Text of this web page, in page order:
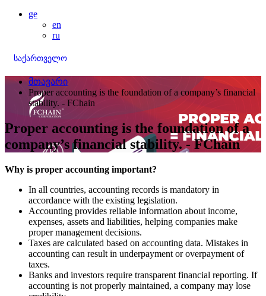
ge
en
ru
საქართველო
მთავარი
Proper accounting is the foundation of a company’s financial
stability. - FChain
Proper accounting is the foundation of a
company’s financial stability. - FChain
Why is proper accounting important?
In all countries, accounting records is mandatory in
accordance with the existing legislation.
Accounting provides reliable information about income,
expenses, assets and liabilities, helping companies make
proper management decisions.
Taxes are calculated based on accounting data. Mistakes in
accounting can result in underpayment or overpayment of
taxes.
Banks and investors require transparent financial reporting. If
accounting is not properly maintained, a company may lose